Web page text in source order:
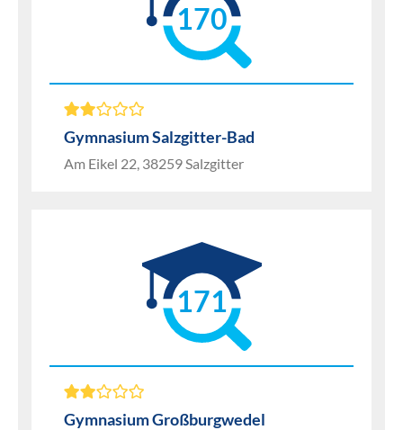
170
Gymnasium Salzgitter-Bad
Am Eikel 22, 38259 Salzgitter
171
Gymnasium Großburgwedel